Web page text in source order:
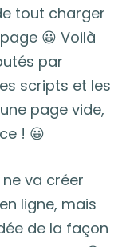
tout charger
😀 Voilà
par
scripts et les
page vide,
! 😀
va créer
ligne, mais
de la façon